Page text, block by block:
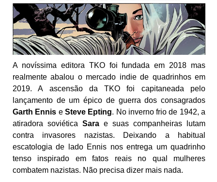
A novíssima editora TKO foi fundada em 2018 mas
realmente abalou o mercado indie de quadrinhos em
2019. A ascensão da TKO foi capitaneada pelo
lançamento de um épico de guerra dos consagrados
Garth Ennis e Steve Epting. No inverno frio de 1942, a
atiradora soviética Sara e suas companheiras lutam
contra invasores nazistas. Deixando a habitual
escatologia de lado Ennis nos entrega um quadrinho
tenso inspirado em fatos reais no qual mulheres
combatem nazistas. Não precisa dizer mais nada.